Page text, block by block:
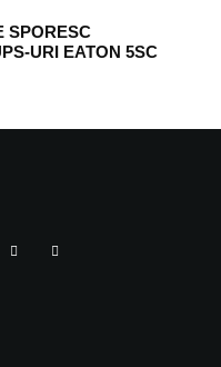
SPORESC
URI EATON 5SC